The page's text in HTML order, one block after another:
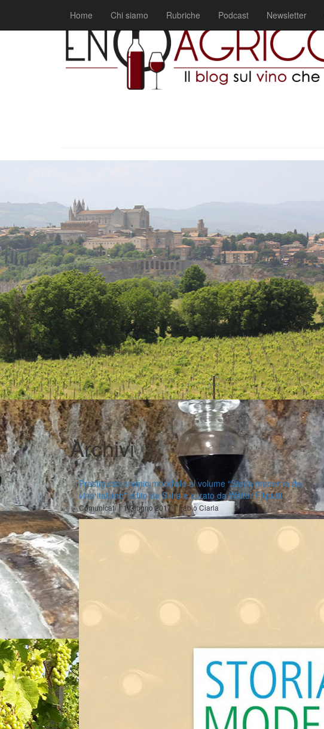
Home Chi siamo Rubriche Podcast Newsletter
Archivi
Prestigioso premio mondiale al volume “Storia moderna del
vino italiano” edito da Skira e curato da Walter Filiputti
Comunicati|1 Giugno 2017|Fabio Ciarla